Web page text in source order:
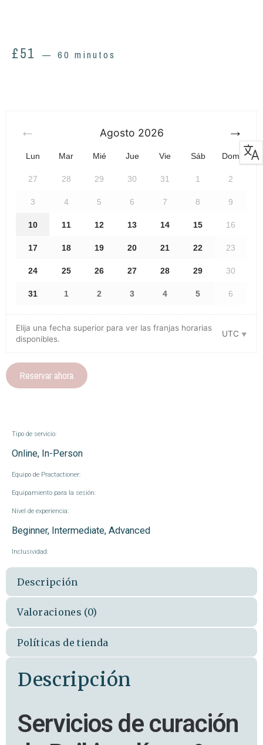
£51 60 minutos
Agosto 2026
Lun Mar Mié Jue Vie Sáb Dom
27 28 29 30 31 1 2
3 4 5 6 7 8 9
10 11 12 13 14 15 16
17 18 19 20 21 22 23
24 25 26 27 28 29 30
31 1 2 3 4 5 6
Elija una fecha superior para ver las franjas horarias
disponibles.
UTC
Reservar ahora
Tipo de servicio:
Online, In-Person
Equipo de Practactioner:
Equipamiento para la sesión:
Nivel de experiencia:
Beginner, Intermediate, Advanced
Inclusividad:
Descripción
Valoraciones (0)
Políticas de tienda
Descripción
Servicios de curación